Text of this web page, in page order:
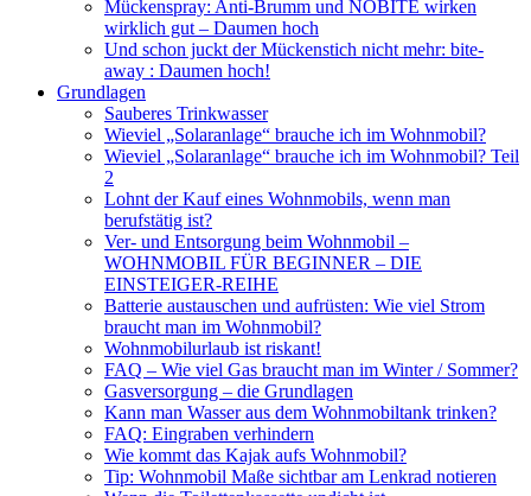
Mückenspray: Anti-Brumm und NOBITE wirken
wirklich gut – Daumen hoch
Und schon juckt der Mückenstich nicht mehr: bite-
away : Daumen hoch!
Grundlagen
Sauberes Trinkwasser
Wieviel „Solaranlage“ brauche ich im Wohnmobil?
Wieviel „Solaranlage“ brauche ich im Wohnmobil? Teil
2
Lohnt der Kauf eines Wohnmobils, wenn man
berufstätig ist?
Ver- und Entsorgung beim Wohnmobil –
WOHNMOBIL FÜR BEGINNER – DIE
EINSTEIGER-REIHE
Batterie austauschen und aufrüsten: Wie viel Strom
braucht man im Wohnmobil?
Wohnmobilurlaub ist riskant!
FAQ – Wie viel Gas braucht man im Winter / Sommer?
Gasversorgung – die Grundlagen
Kann man Wasser aus dem Wohnmobiltank trinken?
FAQ: Eingraben verhindern
Wie kommt das Kajak aufs Wohnmobil?
Tip: Wohnmobil Maße sichtbar am Lenkrad notieren